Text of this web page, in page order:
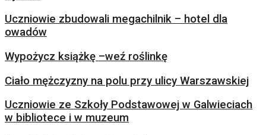
Uczniowie zbudowali megachilnik – hotel dla
owadów
Wypożycz książkę –weź roślinkę
Ciało mężczyzny na polu przy ulicy Warszawskiej
Uczniowie ze Szkoły Podstawowej w Galwieciach
w bibliotece i w muzeum